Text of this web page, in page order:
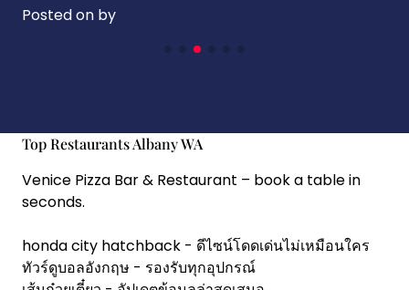
Posted onby
Top Restaurants Albany WA
Venice Pizza Bar & Restaurant – book a table in
seconds.
honda city hatchback - ดีไซน์โดดเด่นไม่เหมือนใคร
ทัวร์ดูบอลอังกฤษ - รองรับทุกอุปกรณ์